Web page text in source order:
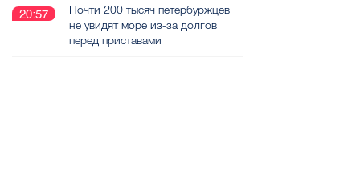
20:57
Почти 200 тысяч петербуржцев
не увидят море из-за долгов
перед приставами